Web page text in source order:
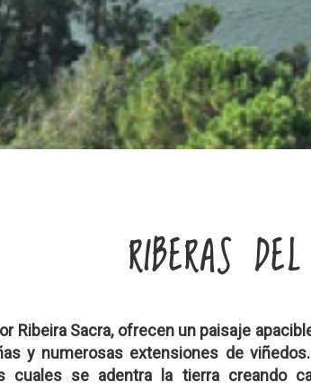
RIBERAS
Ribeira Sacra, ofrecen un paisaje
y numerosas extensiones de
cuales se adentra la tierra creando